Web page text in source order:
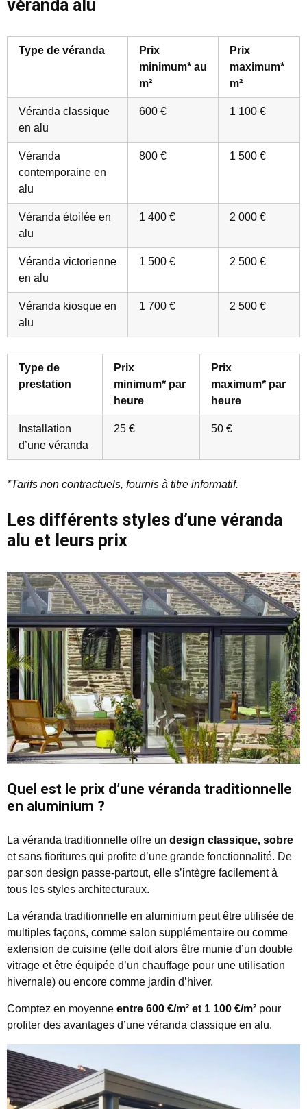
véranda alu
Type de véranda
Prix
minimum* au
m²
Prix
maximum*
m²
Véranda classique
en alu
600 € 1 100 €
Véranda
contemporaine en
alu
800 € 1 500 €
Véranda étoilée en
alu
1 400 € 2 000 €
Véranda victorienne
en alu
1 500 € 2 500 €
Véranda kiosque en
alu
1 700 € 2 500 €
Type de
prestation
Prix
minimum* par
heure
Prix
maximum* par
heure
Installation
d’une véranda
25 € 50 €
*Tarifs non contractuels, fournis à titre informatif.
Les différents styles d’une véranda
alu et leurs prix
Quel est le prix d’une véranda traditionnelle
en aluminium ?
La véranda traditionnelle offre un design classique, sobre
et sans fioritures qui profite d’une grande fonctionnalité. De
par son design passe-partout, elle s’intègre facilement à
tous les styles architecturaux.
La véranda traditionnelle en aluminium peut être utilisée de
multiples façons, comme salon supplémentaire ou comme
extension de cuisine (elle doit alors être munie d’un double
vitrage et être équipée d’un chauffage pour une utilisation
hivernale) ou encore comme jardin d’hiver.
Comptez en moyenne entre 600 €/m² et 1 100 €/m² pour
profiter des avantages d’une véranda classique en alu.